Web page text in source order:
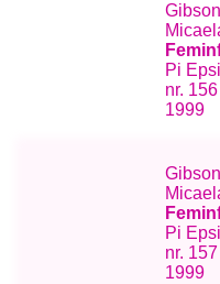
Pi
nr. 156
1999
Pi
nr. 157
1999